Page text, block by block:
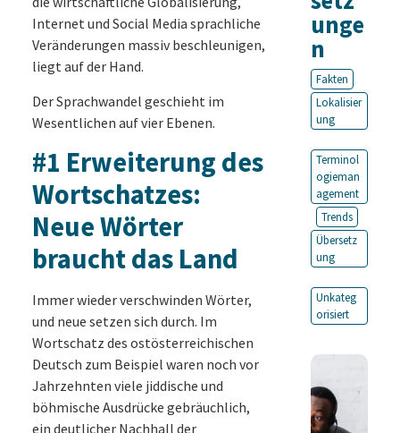
Internet und Social Media sprachliche
Veränderungen massiv beschleunigen,
liegt auf der Hand.
Der Sprachwandel geschieht im
Wesentlichen auf vier Ebenen.
#1 Erweiterung des
Wortschatzes:
Neue Wörter
braucht das Land
Immer wieder verschwinden Wörter,
und neue setzen sich durch. Im
Wortschatz des ostösterreichischen
Deutsch zum Beispiel waren noch vor
Jahrzehnten viele jiddische und
böhmische Ausdrücke gebräuchlich,
ein deutlicher Nachhall der
unge
n
Fakten
Lokalisier
ung
Terminol
ogieman
agement
Trends
Übersetz
ung
Unkateg
orisiert